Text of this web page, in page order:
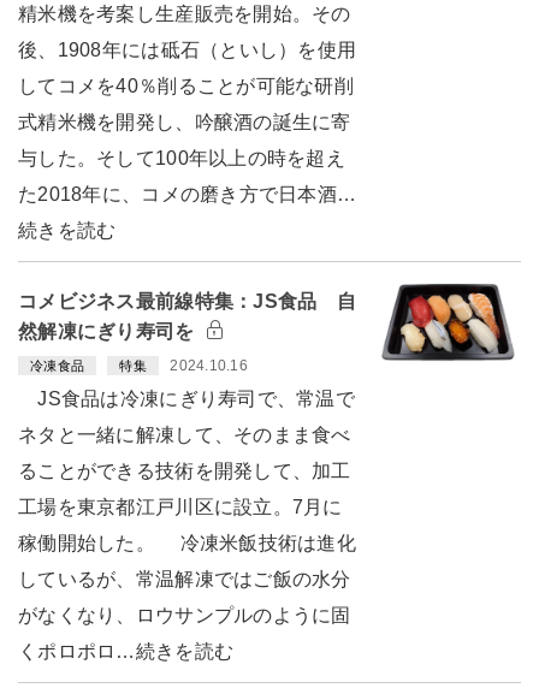
精米機を考案し生産販売を開始。その
後、1908年には砥石（といし）を使用
してコメを40％削ることが可能な研削
式精米機を開発し、吟醸酒の誕生に寄
与した。そして100年以上の時を超え
た2018年に、コメの磨き方で日本酒…
続きを読む
コメビジネス最前線特集：JS食品 自
然解凍にぎり寿司を
冷凍食品 特集 2024.10.16
JS食品は冷凍にぎり寿司で、常温で
ネタと一緒に解凍して、そのまま食べ
ることができる技術を開発して、加工
工場を東京都江戸川区に設立。7月に
稼働開始した。 冷凍米飯技術は進化
しているが、常温解凍ではご飯の水分
がなくなり、ロウサンプルのように固
くポロポロ…続きを読む